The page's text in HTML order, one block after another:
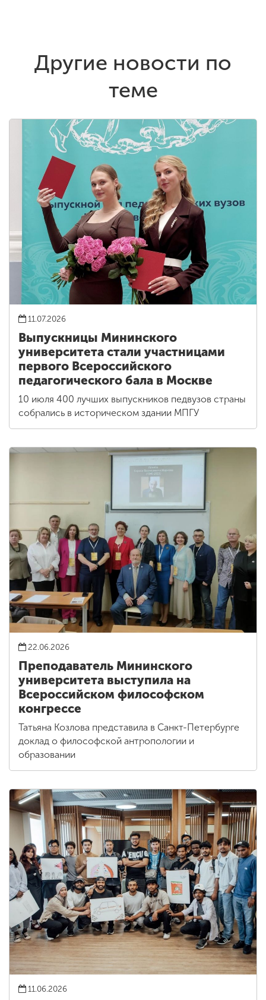
Другие новости по
теме
11.07.2026
Выпускницы Мининского
университета стали участницами
первого Всероссийского
педагогического бала в Москве
10 июля 400 лучших выпускников педвузов страны
собрались в историческом здании МПГУ
22.06.2026
Преподаватель Мининского
университета выступила на
Всероссийском философском
конгрессе
Татьяна Козлова представила в Санкт-Петербурге
доклад о философской антропологии и
образовании
11.06.2026